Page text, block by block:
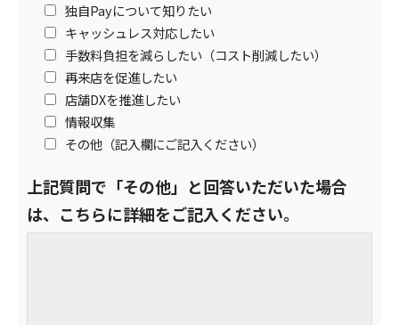
独自Payについて知りたい
キャッシュレス対応したい
手数料負担を減らしたい（コスト削減したい）
再来店を促進したい
店舗DXを推進したい
情報収集
その他（記入欄にご記入ください）
上記質問で「その他」と回答いただいた場合
は、こちらに詳細をご記入ください。